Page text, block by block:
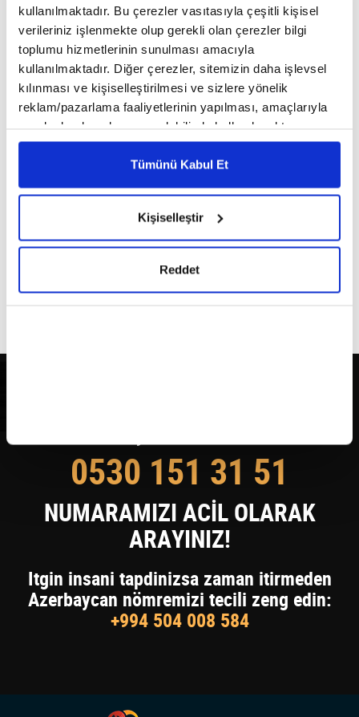
kullanılmaktadır. Bu çerezler vasıtasıyla çeşitli kişisel
verileriniz işlenmekte olup gerekli olan çerezler bilgi
toplumu hizmetlerinin sunulması amacıyla
kullanılmaktadır. Diğer çerezler, sitemizin daha işlevsel
kılınması ve kişiselleştirilmesi ve sizlere yönelik
reklam/pazarlama faaliyetlerinin yapılması, amaçlarıyla
sınırlı olarak açık rızanız dahilinde kullanılacaktır.
Çerezlere ilişkin tercihlerinizi çerez paneli vasıtasıyla
belirleyebilirsiniz. Çerezlere ilişkin detaylı bilgi için
Ayarlar butonuna tıklayabilir,
6698 sayılı Kişisel Verilerin Korunması Kanunu uyarınca
hazırlanmış olan İnternet Sitesi Aydınlatma Metnimizi
Tümünü Kabul Et
Kişiselleştir
Reddet
This page can't load Google Maps correctly.
Do you own this website? OK
0530 151 31 51
NUMARAMIZI ACİL OLARAK
ARAYINIZ!
Itgin insani tapdinizsa zaman itirmeden
Azerbaycan nömremizi tecili zeng edin:
+994 504 008 584